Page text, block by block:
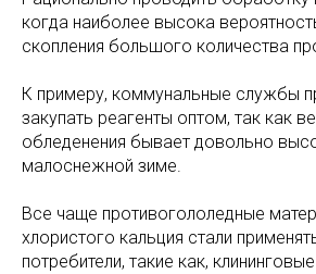
когда наиболее высока
скопления большого количества
К примеру, коммунальные службы
закупать реагенты оптом, так как
обледенения бывает довольно
малоснежной зиме.
Все чаще противогололедные
хлористого кальция стали
потребители, такие как,